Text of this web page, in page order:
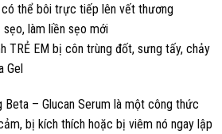
thể bôi trực tiếp lên vết thương
làm liền sẹo mới
TRẺ EM bị côn trùng đốt, sưng tấy, chảy
Gel
– Glucan Serum là một công thức
bị kích thích hoặc bị viêm nó ngay lập